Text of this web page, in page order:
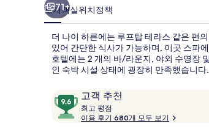
71+
소개객실위치정책
더 나이 하른에는 루프탑 테라스 같은 편
있어 간단한 식사가 가능하며, 이곳 스파
호텔에는 2 개의 바/라운지, 야외 수영장
인 숙박 시설 상태에 굉장히 만족했습니다.
이
용
후
고객 추천
10
점
만
최고 평점
고
이용 후기 680개 모두 보기